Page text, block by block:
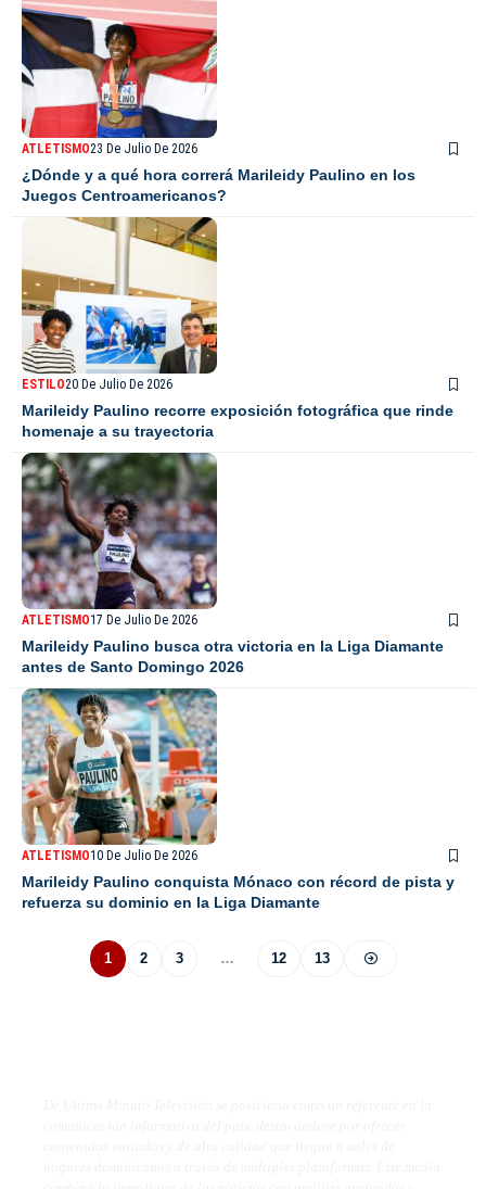
ATLETISMO23 De Julio De 2026
¿Dónde y a qué hora correrá Marileidy Paulino en los
Juegos Centroamericanos?
ESTILO20 De Julio De 2026
Marileidy Paulino recorre exposición fotográfica que rinde
homenaje a su trayectoria
ATLETISMO17 De Julio De 2026
Marileidy Paulino busca otra victoria en la Liga Diamante
antes de Santo Domingo 2026
ATLETISMO10 De Julio De 2026
Marileidy Paulino conquista Mónaco con récord de pista y
refuerza su dominio en la Liga Diamante
1 2 3 … 12 13